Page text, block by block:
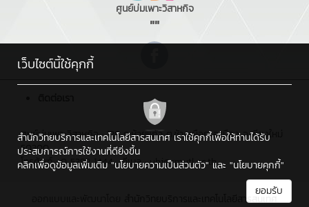
ศูนย์บ่มเพาะวิสาหกิจ
""
ศูนย์บ่มเพาะวิสาหกิจ : 128 ถ.ห้วยแก้ว ต.ช้างเผือก อ.เมือง จ.เชียงใหม่
50300
โทรศัพท์ : 0 5392 1444 , อีเมล : ubi@rmutl.ac.th
เว็บไซต์นี้ใช้คุกกี้
สำนักวิทยบริการและเทคโนโลยีสารสนเทศ เราใช้คุกกี้เพื่อให้ท่านได้รับ
ประสบการณ์การใช้งานที่ดียิ่งขึ้น
คลิกเพื่อดูข้อมูลเพิ่มเติม "นโยบายความเป็นส่วนตัว" และ "นโยบายคุกกี้"
ยอมรับ
สำนักวิทยบริการและเทคโนโลยีสารสนเทศ